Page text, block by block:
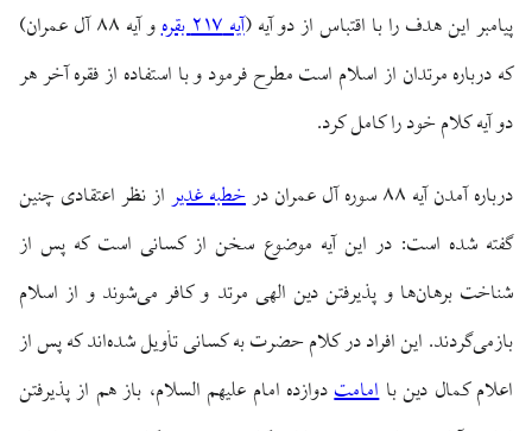
پیامبر این هدف را با اقتباس از دو آیه (آیه ۲۱۷ بقره
و آیه ۸۸ آل عمران)
که درباره مرتدان از اسلام است مطرح فرمود و با استفاده از فقره آخر هر
دو آیه کلام خود را کامل کرد.
درباره آمدن آیه ۸۸ سوره آل عمران در
خطبه غدیراز نظر اعتقادی چنین
گفته شده است: در این آیه موضوع سخن از کسانی است که پس از
شناخت برهان‌ها و پذیرفتن دین الهی مرتد و کافر می‌شوند و از اسلام
بازمی‌گردند. این افراد در کلام حضرت به کسانی تأویل شده‌اند که پس از
اعلام کمال دین باامامتدوازده امام علیهم السلام، باز هم از پذیرفتن